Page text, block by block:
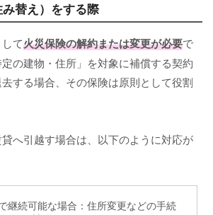
替え）をする際
て火災保険の解約または変更が必要で
の建物・住所」を対象に補償する契約
する場合、その保険は原則として役割
へ引越す場合は、以下のように対応が
継続可能な場合：住所変更などの手続